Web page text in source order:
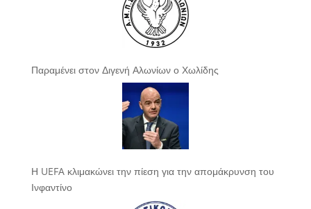
Παραμένει στον Διγενή Αλωνίων ο Χωλίδης
Η UEFA κλιμακώνει την πίεση για την απομάκρυνση του
Ινφαντίνο